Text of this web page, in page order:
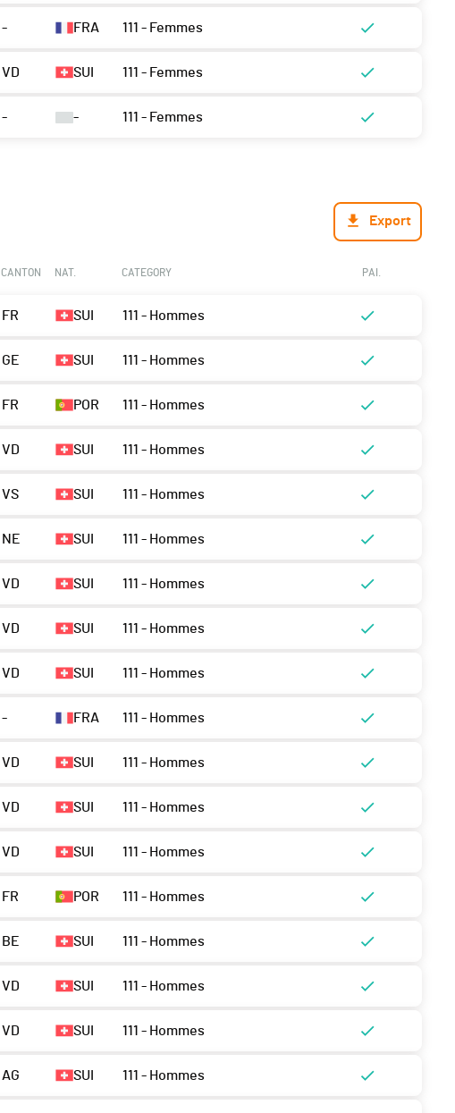
- FRA 111 - Femmes
VD SUI 111 - Femmes
- - 111 - Femmes
Export
CANTON NAT. CATEGORY PAI.
FR SUI 111 - Hommes
GE SUI 111 - Hommes
FR POR 111 - Hommes
VD SUI 111 - Hommes
VS SUI 111 - Hommes
NE SUI 111 - Hommes
VD SUI 111 - Hommes
VD SUI 111 - Hommes
VD SUI 111 - Hommes
- FRA 111 - Hommes
VD SUI 111 - Hommes
VD SUI 111 - Hommes
VD SUI 111 - Hommes
FR POR 111 - Hommes
BE SUI 111 - Hommes
VD SUI 111 - Hommes
VD SUI 111 - Hommes
AG SUI 111 - Hommes